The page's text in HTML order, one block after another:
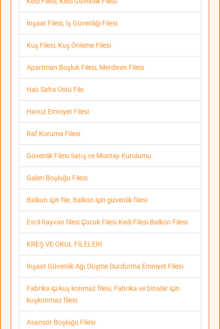
İnşaat Filesi, İş Güvenliği Filesi
Kuş Filesi, Kuş Önleme Filesi
Apartman Boşluk Filesi, Merdiven Filesi
Halı Saha Üstü File
Havuz Emniyet Filesi
Raf Koruma Filesi
Güvenlik Filesi Satış ve Montajı Kurulumu
Galeri Boşluğu Filesi
Balkon için file, Balkon için güvenlik filesi
Evcil hayvan filesi Çocuk Filesi Kedi Filesi Balkon Filesi
KREŞ VE OKUL FİLELERİ
İnşaat Güvenlik Ağı Düşme Durdurma Emniyet Filesi
Fabrika içi kuş konmaz filesi, Fabrika ve binalar için
kuşkonmaz filesi
Asansör Boşluğu Filesi